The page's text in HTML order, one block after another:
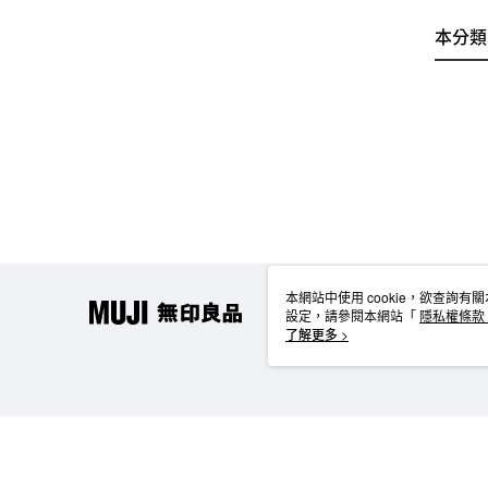
本分
本網站中使用 cookie，欲查詢有
設定，請參閱本網站「 隱私權條款
使用 cookie。
了解更多 >